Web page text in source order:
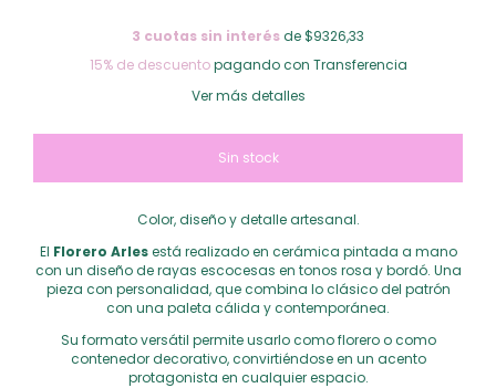
3 cuotas sin interésde $9326,33
15% de descuentopagando con Transferencia
Ver más detalles
Color, diseño y detalle artesanal.
El Florero Arlesestá realizado en cerámica pintada a mano
con un diseño de rayas escocesas en tonos rosa y bordó. Una
pieza con personalidad, que combina lo clásico del patrón
con una paleta cálida y contemporánea.
Su formato versátil permite usarlo como florero o como
contenedor decorativo, convirtiéndose en un acento
protagonista en cualquier espacio.